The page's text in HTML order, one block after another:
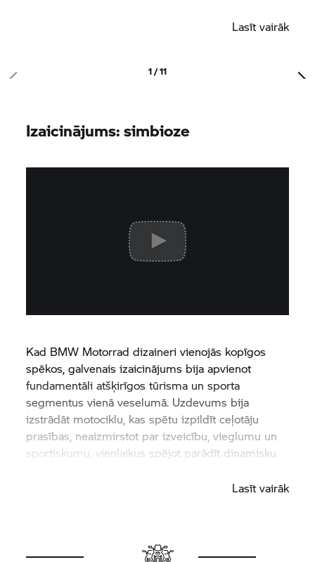
Lasīt vairāk
1 / 11
Izaicinājums: simbioze
Kad BMW Motorrad dizaineri vienojās kopīgos
spēkos, galvenais izaicinājums bija apvienot
fundamentāli atšķirīgos tūrisma un sporta
segmentus vienā veselumā. Uzdevums bija
izstrādāt motociklu, kas spētu izpildīt ceļotāju
prasības, neaizmirstot par izveicību, vieglumu un
sportiskumu, vienlaikus spējot parādīt dinamisku
Lasīt vairāk